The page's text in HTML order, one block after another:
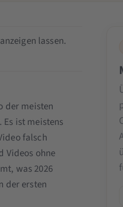
lassen.
der meisten
ist meistens
falsch
Videos ohne
was 2026
der ersten